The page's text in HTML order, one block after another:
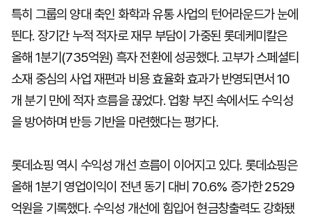
특히 그룹의 양대 축인 화학과 유통 사업의 턴어라운드가 눈에
띈다. 장기간 누적 적자로 재무 부담이 가중된 롯데케미칼은
올해 1분기(735억원) 흑자 전환에 성공했다. 고부가 스페셜티
소재 중심의 사업 재편과 비용 효율화 효과가 반영되면서 10
개 분기 만에 적자 흐름을 끊었다. 업황 부진 속에서도 수익성
을 방어하며 반등 기반을 마련했다는 평가다.
롯데쇼핑 역시 수익성 개선 흐름이 이어지고 있다. 롯데쇼핑은
올해 1분기 영업이익이 전년 동기 대비 70.6% 증가한 2529
억원을 기록했다. 수익성 개선에 힘입어 현금창출력도 강화됐